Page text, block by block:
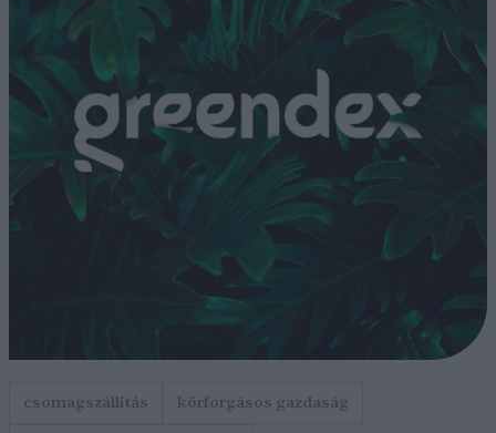
csomagszállítás
körforgásos gazdaság